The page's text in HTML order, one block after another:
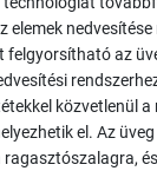
elemek
felgyorsítható az
közvetlenül
el. Az